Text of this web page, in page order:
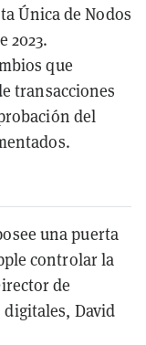
Única de Nodos
2023.
que
transacciones
del
una puerta
controlar la
de
digitales, David